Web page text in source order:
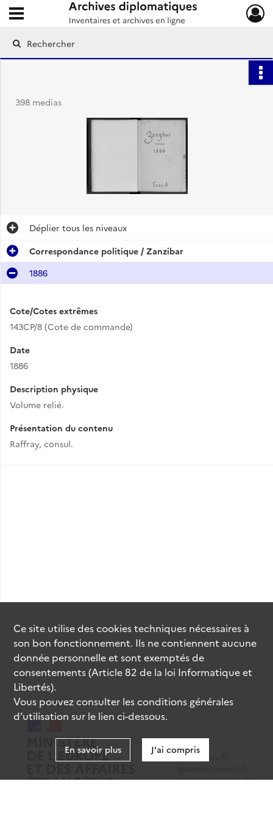
Archives diplomatiques
Ouvrir le menu déroulant
398 medias
Déplier tous les niveaux
Correspondance politique / Zanzibar
1886
Cote/Cotes extrêmes
143CP/8 (Cote de commande)
Date
1886
Description physique
Volume relié.
Présentation du contenu
Raffray, consul.
data.gouv.fr
legifrance.gouv.fr
Ce site utilise descookiestechniques nécessaires à
son bon fonctionnement. Ils ne contiennent aucune
donnée personnelle et sont exemptés de
consentements (Article 82 de la loi Informatique et
Libertés).
Vous pouvez consulter les conditions générales
d’utilisation sur le lien ci-dessous.
En savoir plus J'ai compris